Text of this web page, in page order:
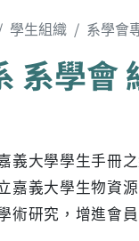
學生組織 系學會
系學會
義大學學生手冊
嘉義大學生物資
術研究，增進會